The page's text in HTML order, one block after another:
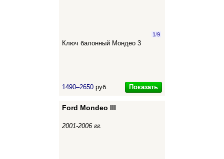
1/9
Ключ балонный Мондео 3
1490–2650 руб. Показать
Ford Mondeo III
2001-2006 гг.